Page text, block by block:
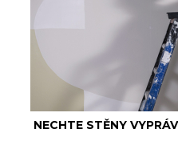
NECHTE STĚNY